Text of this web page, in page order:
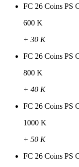
FC 26 Coins PS
600 K
+ 30 K
FC 26 Coins PS
800 K
+ 40 K
FC 26 Coins PS
1000 K
+ 50 K
FC 26 Coins PS